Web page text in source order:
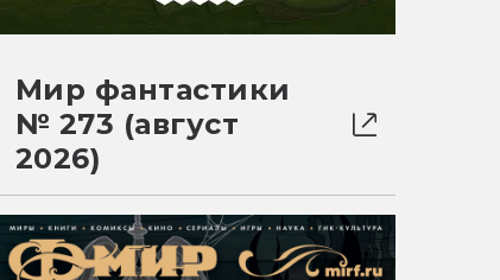
Мир фантастики
№ 273 (август
2026)